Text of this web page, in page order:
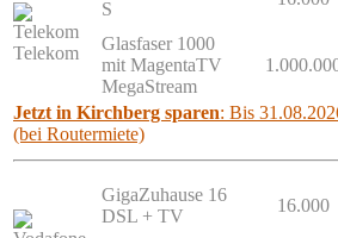
Telekom
S
Glasfaser 1000
mit MagentaTV
MegaStream
Jetzt in Kirchberg sparen: Bis
(bei Routermiete)
GigaZuhause 16
DSL + TV
16.000